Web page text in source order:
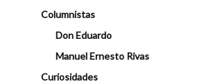
Columnistas
Don Eduardo
Manuel Ernesto Rivas
Curiosidades